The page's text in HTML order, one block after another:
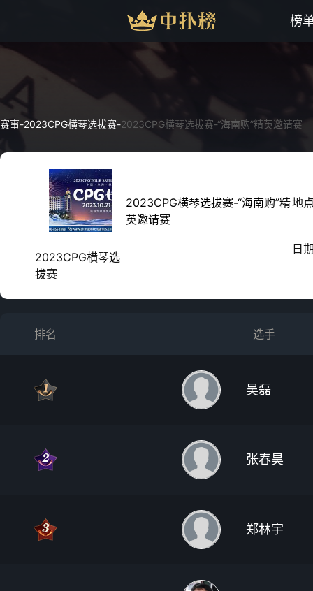
榜
赛事-2023CPG横琴选拔赛-2023CPG横琴选拔赛-“海南购”精英邀请赛
2023CPG横琴选
拔赛
2023CPG横琴选拔赛-“海南购”精
英邀请赛
地
日
排名 选手
吴磊
张春昊
郑林宇